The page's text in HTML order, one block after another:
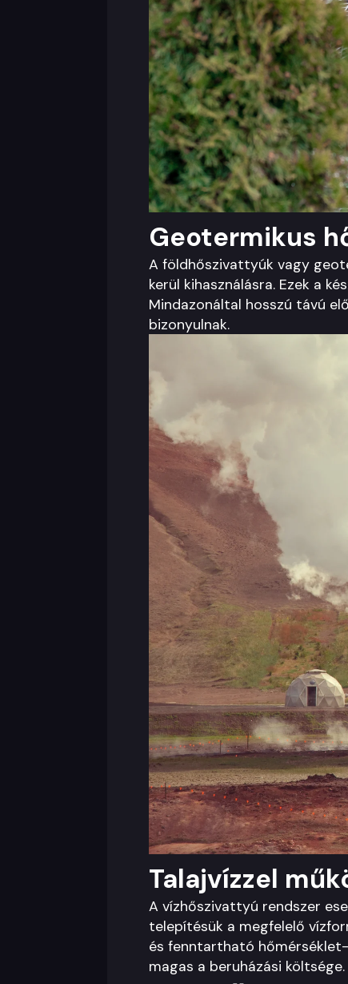
Geotermikus
A földhőszivattyúk vagy
kerül kihasználásra. Ezek a
Mindazonáltal hosszú távú
bizonyulnak.
Talajvízzel
A vízhőszivattyú rendszer
telepítésük a megfelelő
és fenntartható hőmérséklet-
magas a beruházási költsége.